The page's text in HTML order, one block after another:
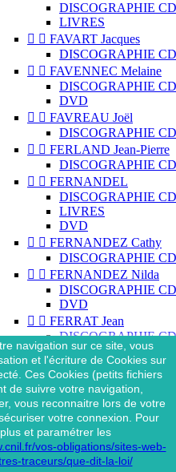
DISCOGRAPHIE CD
LIVRES
  FAVART Jacques
DISCOGRAPHIE CD
  FAVENNEC Melaine
DISCOGRAPHIE CD
DVD
  FAVREAU Joël
DISCOGRAPHIE CD
  FERLAND Jean-Pierre
DISCOGRAPHIE CD
  FERNANDEL
DISCOGRAPHIE CD
LIVRES
DVD
  FERNANDEZ Cathy
DISCOGRAPHIE CD
  FERNANDEZ Nilda
DISCOGRAPHIE CD
DVD
  FERRAT Jean
DISCOGRAPHIE CD
DISCOGRAPHIE 45
DISCOGRAPHIE 33
DVD
MAGAZINE
  FERRAT Jean & SES
INTERPRÈTES
DISCOGRAPHIE CD
  FERRÉ Léo
navigation sur ce site, vous
et l'écriture de Cookies sur
Ces Cookies (petits fichiers
de suivre votre navigation,
vous reconnaitre lors de votre
votre connexion. Pour
et paramétrer les
vos-obligations/sites-web-
traceurs/que-dit-la-loi/